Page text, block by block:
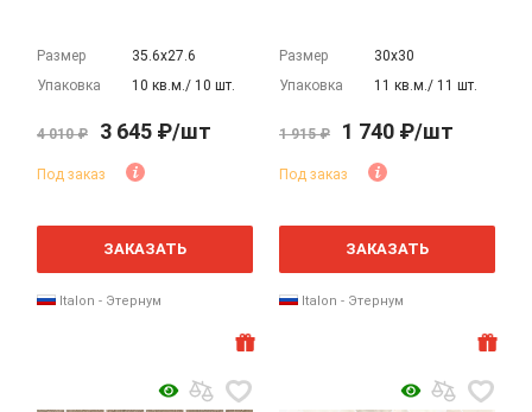
Размер
35.6х27.6
Упаковка
10 кв.м./ 10 шт.
4 010 ₽ 3 645 ₽/шт
Под заказ
ЗАКАЗАТЬ
Italon - Этернум
Размер
30х30
Упаковка
11 кв.м./ 11 шт.
1 915 ₽ 1 740 ₽/шт
Под заказ
ЗАКАЗАТЬ
Italon - Этернум